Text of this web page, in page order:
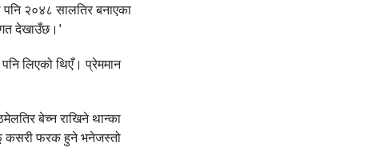
पनि २०४८ सालतिर बनाएका
देखाउँछ।'
लिएको थिएँ। प्रेममान
बेच्न राखिने थान्का
कसरी फरक हुने भनेजस्तो